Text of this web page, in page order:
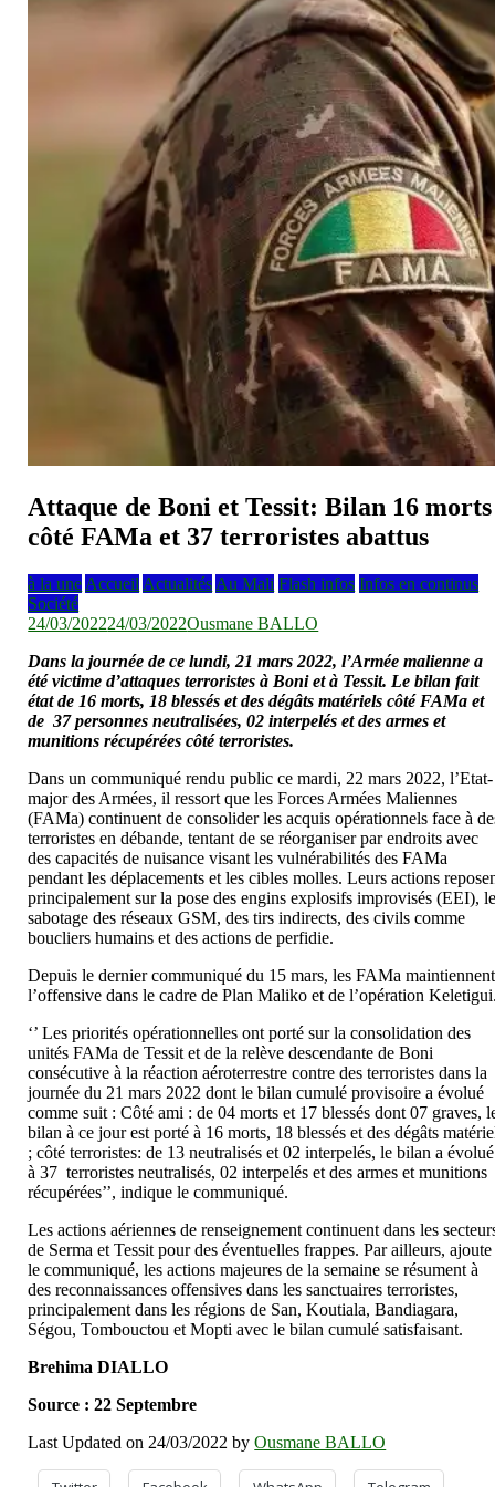
Attaque de Boni et Tessit: Bilan 16 morts
côté FAMa et 37 terroristes abattus
à la une Accueil Actualités Au Mali Flash infos Infos en continus
Société
24/03/202224/03/2022Ousmane BALLO
Dans la journée de ce lundi, 21 mars 2022, l’Armée malienne a
été victime d’attaques terroristes à Boni et à Tessit. Le bilan fait
état de 16 morts, 18 blessés et des dégâts matériels côté FAMa et
de 37 personnes neutralisées, 02 interpelés et des armes et
munitions récupérées côté terroristes.
Dans un communiqué rendu public ce mardi, 22 mars 2022, l’Etat-
major des Armées, il ressort que les Forces Armées Maliennes
(FAMa) continuent de consolider les acquis opérationnels face à
terroristes en débande, tentant de se réorganiser par endroits avec
des capacités de nuisance visant les vulnérabilités des FAMa
pendant les déplacements et les cibles molles. Leurs actions
principalement sur la pose des engins explosifs improvisés (EEI),
sabotage des réseaux GSM, des tirs indirects, des civils comme
boucliers humains et des actions de perfidie.
Depuis le dernier communiqué du 15 mars, les FAMa maintiennent
l’offensive dans le cadre de Plan Maliko et de l’opération
‘’ Les priorités opérationnelles ont porté sur la consolidation des
unités FAMa de Tessit et de la relève descendante de Boni
consécutive à la réaction aéroterrestre contre des terroristes dans la
journée du 21 mars 2022 dont le bilan cumulé provisoire a évolué
comme suit : Côté ami : de 04 morts et 17 blessés dont 07 graves,
bilan à ce jour est porté à 16 morts, 18 blessés et des dégâts
; côté terroristes: de 13 neutralisés et 02 interpelés, le bilan a évolué
à 37 terroristes neutralisés, 02 interpelés et des armes et munitions
récupérées’’, indique le communiqué.
Les actions aériennes de renseignement continuent dans les
de Serma et Tessit pour des éventuelles frappes. Par ailleurs, ajoute
le communiqué, les actions majeures de la semaine se résument à
des reconnaissances offensives dans les sanctuaires terroristes,
principalement dans les régions de San, Koutiala, Bandiagara,
Ségou, Tombouctou et Mopti avec le bilan cumulé satisfaisant.
Brehima DIALLO
Source : 22 Septembre
Last Updated on 24/03/2022 byOusmane BALLO